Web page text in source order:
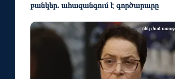
բանկեր. ահազանգում է գործարարը
մեկ ժամ առաջ